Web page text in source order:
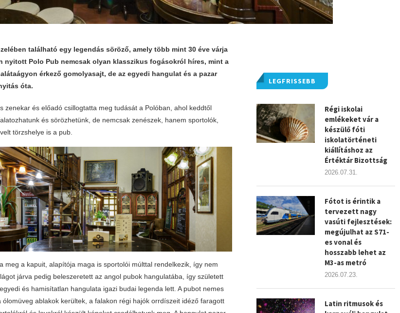
található egy legendás söröző, amely több mint 30 éve várja
nyitott Polo Pub nemcsak olyan klasszikus fogásokról híres, mint a
érkező gomolyasajt, de az egyedi hangulat és a pazar
óta.
zenekar és előadó csillogtatta meg tudását a Polóban, ahol keddtől
és sörözhetünk, de nemcsak zenészek, hanem sportolók,
törzshelye is a pub.
meg a kapuit, alapítója maga is sportolói múlttal rendelkezik, így nem
járva pedig beleszeretett az angol pubok hangulatába, így született
és hamisítatlan hangulata igazi budai legenda lett. A pubot nemes
ablakok kerültek, a falakon régi hajók orrdíszeit idéző faragott
LEGFRISSEBB
Régi iskolai
emlékeket vár a
készülő fóti
iskolatörténeti
kiállításhoz az
Értéktár Bizottság
2026.07.31.
Fótot is érintik a
tervezett nagy
vasúti fejlesztések:
megújulhat az S71-
es vonal és
hosszabb lehet az
M3-as metró
2026.07.23.
Latin ritmusok és